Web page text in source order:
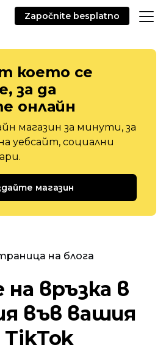
Započnite besplatno
което се
за да
онлайн
магазин за минути, за
уебсайт, социални
магазин
на блога
връзка в
във вашия